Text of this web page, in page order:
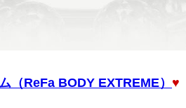
（ReFa BODY EXTREME） ♥